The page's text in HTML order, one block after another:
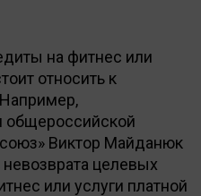
на фитнес или
относить к
общероссийской
Виктор Майданюк
невозврата целевых
или услуги платной